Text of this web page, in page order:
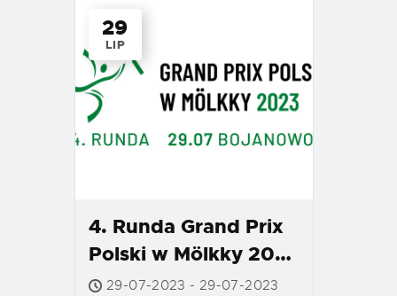
29
LIP
4. Runda Grand Prix
Polski w Mölkky 2023
– Bojanowo
29-07-2023 - 29-07-2023